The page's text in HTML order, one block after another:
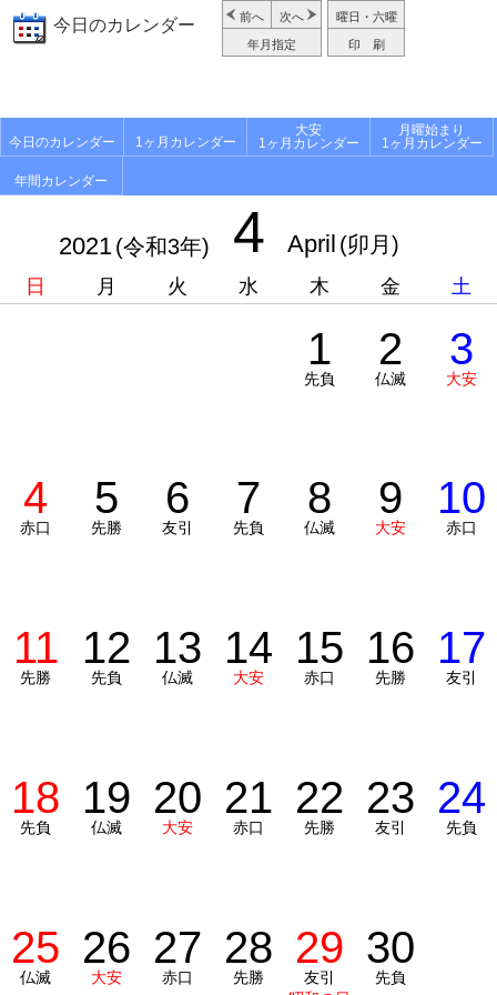
今日のカレンダー 前へ 次へ
年月指定
曜日・六曜
印 刷
今日のカレンダー 1ヶ月カレンダー
大安
1ヶ月カレンダー
月曜始まり
1ヶ月カレンダー
年間カレンダー
2021(令和3年) 4 April (卯月)
日 月 火 水 木 金 土
1
先負
2
仏滅
3
大安
4
赤口
5
先勝
6
友引
7
先負
8
仏滅
9
大安
10
赤口
11
先勝
12
先負
13
仏滅
14
大安
15
赤口
16
先勝
17
友引
18
先負
19
仏滅
20
大安
21
赤口
22
先勝
23
友引
24
先負
25
仏滅
26
大安
27
赤口
28
先勝
29
友引
30
先負